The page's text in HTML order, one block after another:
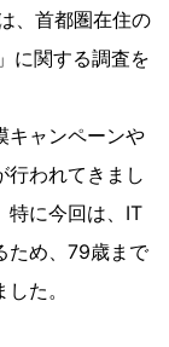
、首都圏在住の
に関する調査を
キャンペーンや
行われてきまし
特に今回は、IT
ため、79歳まで
た。